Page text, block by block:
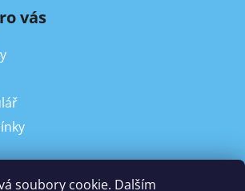
soubory cookie. Dalším
vás
od kupní smlouvy, reklamace